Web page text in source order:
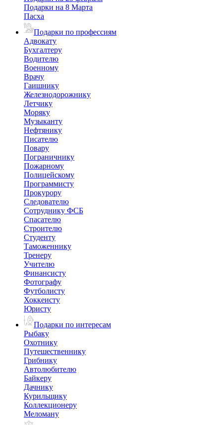
Подарки на 8 Марта
Пасха
Подарки по профессиям
Адвокату
Бухгалтеру
Водителю
Военному
Врачу
Гаишнику
Железнодорожнику
Летчику
Моряку
Музыканту
Нефтянику
Писателю
Повару
Пограничнику
Пожарному
Полицейскому
Программисту
Прокурору
Следователю
Сотруднику ФСБ
Спасателю
Строителю
Студенту
Таможеннику
Тренеру
Учителю
Финансисту
Фотографу
Футболисту
Хоккеисту
Юристу
Подарки по интересам
Рыбаку
Охотнику
Путешественнику
Грибнику
Автолюбителю
Байкеру
Дачнику
Курильщику
Коллекционеру
Меломану